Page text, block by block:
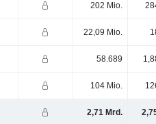
202 Mio.
22,09 Mio.
58.689
104 Mio.
2,71 Mrd.